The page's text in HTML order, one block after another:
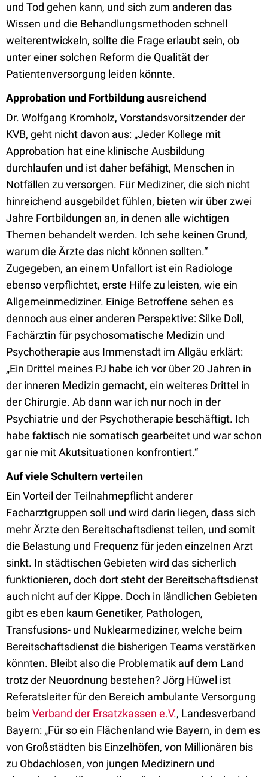
und Tod gehen kann, und sich zum anderen das
Wissen und die Behandlungsmethoden schnell
weiterentwickeln, sollte die Frage erlaubt sein, ob
unter einer solchen Reform die Qualität der
Patientenversorgung leiden könnte.
Approbation und Fortbildung ausreichend
Dr. Wolfgang Kromholz, Vorstandsvorsitzender der
KVB, geht nicht davon aus: „Jeder Kollege mit
Approbation hat eine klinische Ausbildung
durchlaufen und ist daher befähigt, Menschen in
Notfällen zu versorgen. Für Mediziner, die sich nicht
hinreichend ausgebildet fühlen, bieten wir über zwei
Jahre Fortbildungen an, in denen alle wichtigen
Themen behandelt werden. Ich sehe keinen Grund,
warum die Ärzte das nicht können sollten.“
Zugegeben, an einem Unfallort ist ein Radiologe
ebenso verpflichtet, erste Hilfe zu leisten, wie ein
Allgemeinmediziner. Einige Betroffene sehen es
dennoch aus einer anderen Perspektive: Silke Doll,
Fachärztin für psychosomatische Medizin und
Psychotherapie aus Immenstadt im Allgäu erklärt:
„Ein Drittel meines PJ habe ich vor über 20 Jahren in
der inneren Medizin gemacht, ein weiteres Drittel in
der Chirurgie. Ab dann war ich nur noch in der
Psychiatrie und der Psychotherapie beschäftigt. Ich
habe faktisch nie somatisch gearbeitet und war schon
gar nie mit Akutsituationen konfrontiert.“
Auf viele Schultern verteilen
Ein Vorteil der Teilnahmepflicht anderer
Facharztgruppen soll und wird darin liegen, dass sich
mehr Ärzte den Bereitschaftsdienst teilen, und somit
die Belastung und Frequenz für jeden einzelnen Arzt
sinkt. In städtischen Gebieten wird das sicherlich
funktionieren, doch dort steht der Bereitschaftsdienst
auch nicht auf der Kippe. Doch in ländlichen Gebieten
gibt es eben kaum Genetiker, Pathologen,
Transfusions- und Nuklearmediziner, welche beim
Bereitschaftsdienst die bisherigen Teams verstärken
könnten. Bleibt also die Problematik auf dem Land
trotz der Neuordnung bestehen? Jörg Hüwel ist
Referatsleiter für den Bereich ambulante Versorgung
beim Verband der Ersatzkassen e.V., Landesverband
Bayern: „Für so ein Flächenland wie Bayern, in dem es
von Großstädten bis Einzelhöfen, von Millionären bis
zu Obdachlosen, von jungen Medizinern und